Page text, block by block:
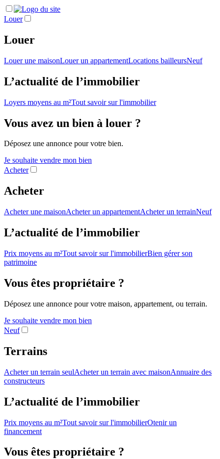
Louer
Louer
Louer une maisonLouer un appartementLocations bailleursNeuf
L’actualité de l’immobilier
Loyers moyens au m²Tout savoir sur l'immobilier
Vous avez un bien à louer ?
Déposez une annonce pour votre bien.
Je souhaite vendre mon bien
Acheter
Acheter
Acheter une maisonAcheter un appartementAcheter un terrainNeuf
L’actualité de l’immobilier
Prix moyens au m²Tout savoir sur l'immobilierBien gérer son
patrimoine
Vous êtes propriétaire ?
Déposez une annonce pour votre maison, appartement, ou terrain.
Je souhaite vendre mon bien
Neuf
Terrains
Acheter un terrain seulAcheter un terrain avec maisonAnnuaire des
constructeurs
L’actualité de l’immobilier
Prix moyens au m²Tout savoir sur l'immobilierOtenir un
financement
Vous êtes propriétaire ?